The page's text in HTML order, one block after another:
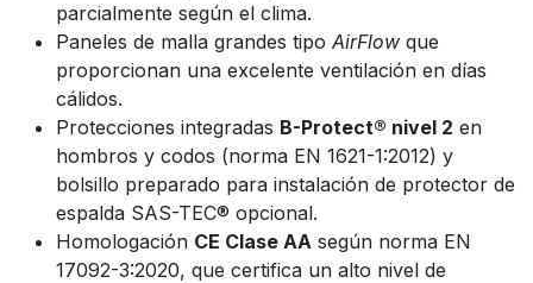
parcialmente según el clima.
Paneles de malla grandes tipo AirFlow que
proporcionan una excelente ventilación en días
cálidos.
Protecciones integradas B-Protect® nivel 2 en
hombros y codos (norma EN 1621-1:2012) y
bolsillo preparado para instalación de protector de
espalda SAS-TEC® opcional.
Homologación CE Clase AA según norma EN
17092-3:2020, que certifica un alto nivel de